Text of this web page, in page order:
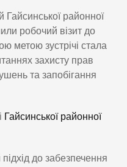
Гайсинської районної
робочий візит до
метою зустрічі стала
захисту прав
та запобігання
Гайсинської районної
до забезпечення